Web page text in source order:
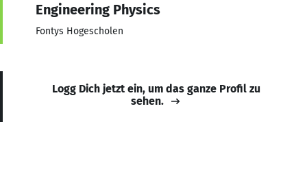
Engineering Physics
Fontys Hogescholen
Logg Dich jetzt ein, um das ganze Profil zu
sehen.